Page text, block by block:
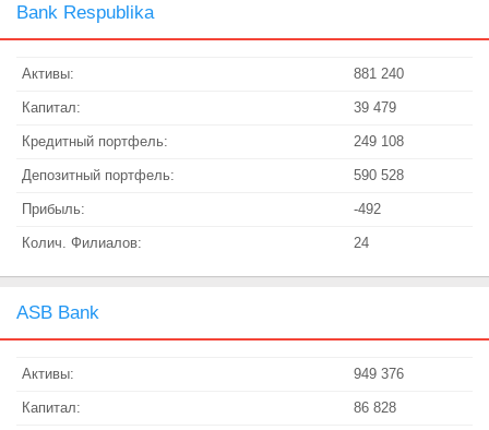
Bank Respublika
Активы: 881 240
Капитал: 39 479
Кредитный портфель: 249 108
Депозитный портфель: 590 528
Прибыль: -492
Колич. Филиалов: 24
ASB Bank
Активы: 949 376
Капитал: 86 828